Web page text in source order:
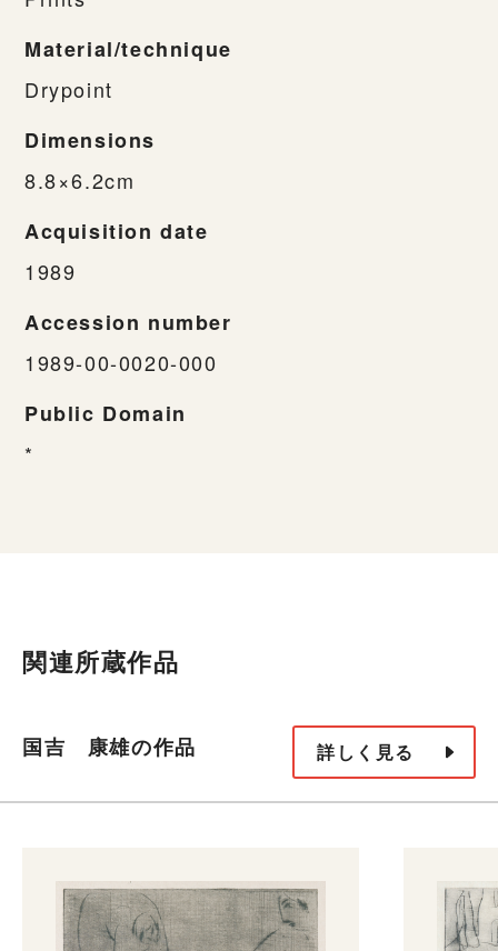
Material/technique
Drypoint
Dimensions
8.8×6.2cm
Acquisition date
1989
Accession number
1989-00-0020-000
Public Domain
*
関連所蔵作品
国吉 康雄の作品 詳しく見る